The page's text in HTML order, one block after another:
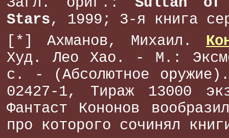
Stars, 1999; 3-я книга
[*] Ахманов, Михаил.
Худ. Лео Хао. - М.:
с. - (Абсолютное
02427-1, Тираж 13000
Фантаст Кононов
про которого сочинял